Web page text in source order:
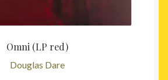
Omni (LP red)
Douglas Dare